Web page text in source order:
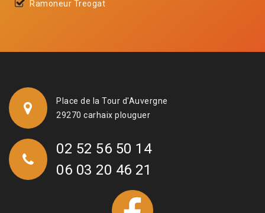
Ramoneur Treogat
Place de la Tour d'Auvergne
29270 carhaix plouguer
02 52 56 50 14
06 03 20 46 21